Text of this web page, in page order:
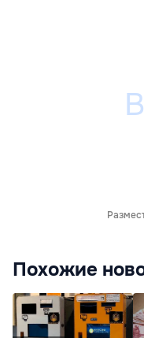
Похожие